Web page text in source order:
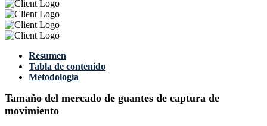
Resumen
Tabla de contenido
Metodología
Tamaño del mercado de guantes de captura de
movimiento